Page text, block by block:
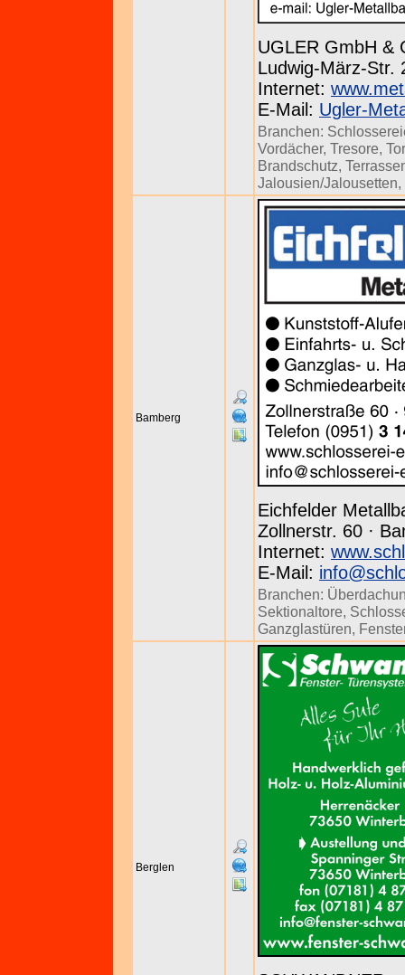
UGLER GmbH &
Ludwig-März-Str.
Internet:
E-Mail: Ugler-
Branchen:
Vordächer, Tresore,
Brandschutz,
Jalousien/Jalousetten,
Bamberg
Eichfelder
Zollnerstr. 60 ·
Internet:
E-Mail:
Branchen:
Sektionaltore,
Ganzglastüren,
Berglen